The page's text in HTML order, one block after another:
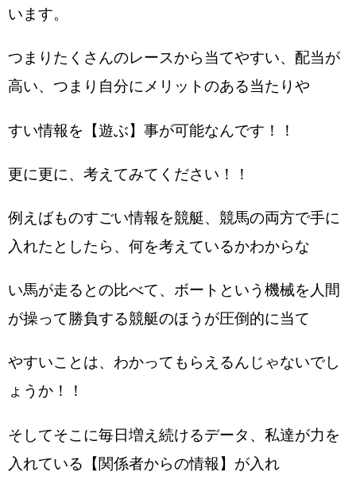
います。
つまりたくさんのレースから当てやすい、配当が
高い、つまり自分にメリットのある当たりや
すい情報を【遊ぶ】事が可能なんです！！
更に更に、考えてみてください！！
例えばものすごい情報を競艇、競馬の両方で手に
入れたとしたら、何を考えているかわからな
い馬が走るとの比べて、ボートという機械を人間
が操って勝負する競艇のほうが圧倒的に当て
やすいことは、わかってもらえるんじゃないでし
ょうか！！
そしてそこに毎日増え続けるデータ、私達が力を
入れている【関係者からの情報】が入れ